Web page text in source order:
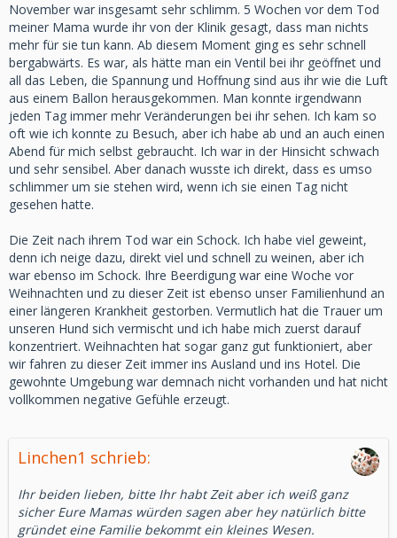
November war insgesamt sehr schlimm. 5 Wochen vor dem Tod
meiner Mama wurde ihr von der Klinik gesagt, dass man nichts
mehr für sie tun kann. Ab diesem Moment ging es sehr schnell
bergabwärts. Es war, als hätte man ein Ventil bei ihr geöffnet und
all das Leben, die Spannung und Hoffnung sind aus ihr wie die Luft
aus einem Ballon herausgekommen. Man konnte irgendwann
jeden Tag immer mehr Veränderungen bei ihr sehen. Ich kam so
oft wie ich konnte zu Besuch, aber ich habe ab und an auch einen
Abend für mich selbst gebraucht. Ich war in der Hinsicht schwach
und sehr sensibel. Aber danach wusste ich direkt, dass es umso
schlimmer um sie stehen wird, wenn ich sie einen Tag nicht
gesehen hatte.
Die Zeit nach ihrem Tod war ein Schock. Ich habe viel geweint,
denn ich neige dazu, direkt viel und schnell zu weinen, aber ich
war ebenso im Schock. Ihre Beerdigung war eine Woche vor
Weihnachten und zu dieser Zeit ist ebenso unser Familienhund an
einer längeren Krankheit gestorben. Vermutlich hat die Trauer um
unseren Hund sich vermischt und ich habe mich zuerst darauf
konzentriert. Weihnachten hat sogar ganz gut funktioniert, aber
wir fahren zu dieser Zeit immer ins Ausland und ins Hotel. Die
gewohnte Umgebung war demnach nicht vorhanden und hat nicht
vollkommen negative Gefühle erzeugt.
Linchen1 schrieb:
Ihr beiden lieben, bitte Ihr habt Zeit aber ich weiß ganz
sicher Eure Mamas würden sagen aber hey natürlich bitte
gründet eine Familie bekommt ein kleines Wesen.